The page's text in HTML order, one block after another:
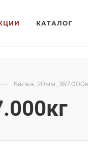
КАТАЛОГ
— Балка, 20мм,